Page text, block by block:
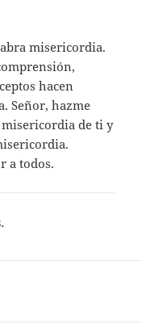
misericordia.
hacen
Señor, hazme
de ti y
a todos.